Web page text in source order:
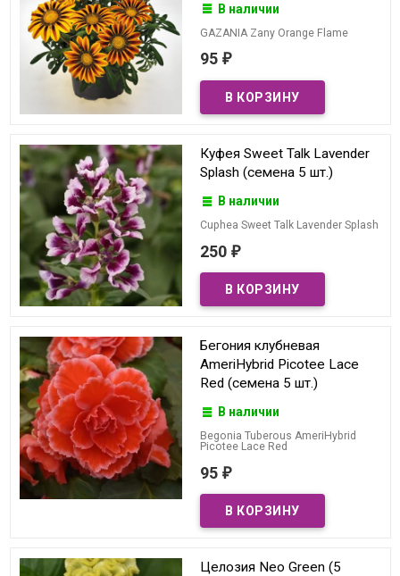
В наличии
GAZANIA Zany Orange Flame
95 ₽
Куфея Sweet Talk Lavender
Splash (семена 5 шт.)
В наличии
Cuphea Sweet Talk Lavender Splash
250 ₽
Бегония клубневая
AmeriHybrid Picotee Lace
Red (семена 5 шт.)
В наличии
Begonia Tuberous AmeriHybrid
Picotee Lace Red
95 ₽
Целозия Neo Green (5